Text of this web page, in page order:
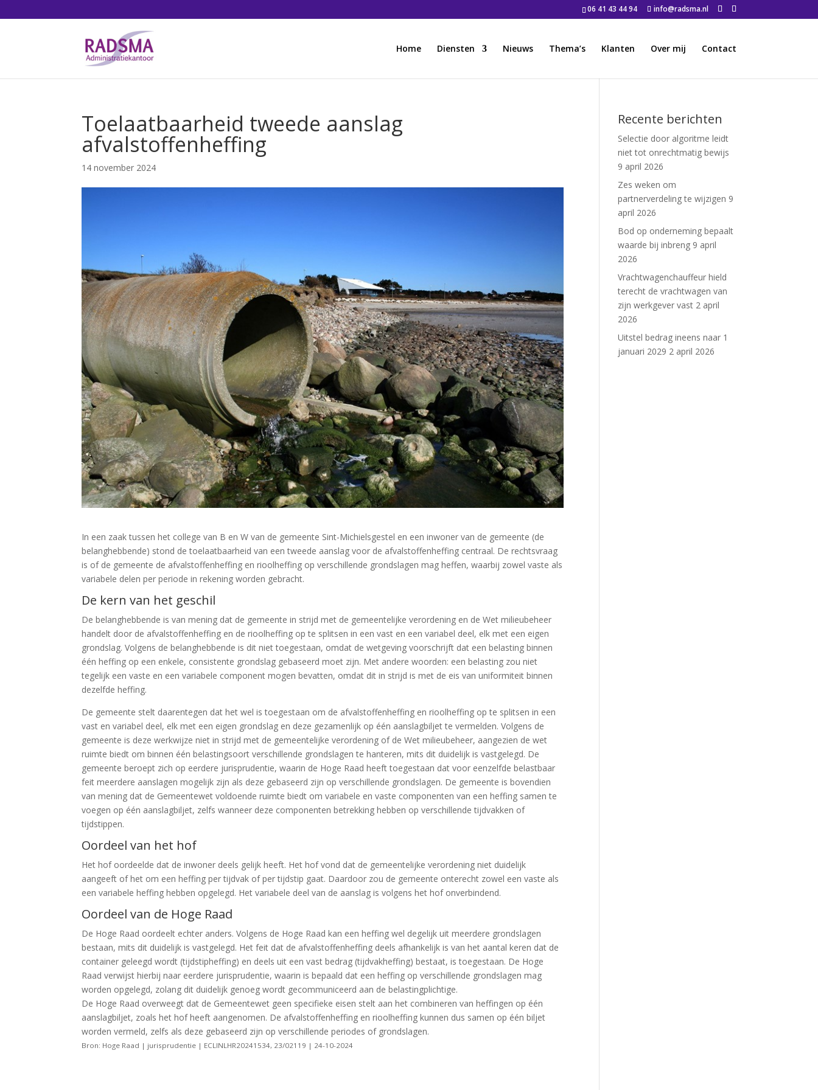
06 41 43 44 94 info@radsma.nl
Home Diensten Nieuws Thema’s Klanten Over mij Contact
Toelaatbaarheid tweede aanslag
afvalstoffenheffing
14 november 2024
In een zaak tussen het college van B en W van de gemeente Sint-Michielsgestel en een inwoner van de gemeente (de
belanghebbende) stond de toelaatbaarheid van een tweede aanslag voor de afvalstoffenheffing centraal. De rechtsvraag
is of de gemeente de afvalstoffenheffing en rioolheffing op verschillende grondslagen mag heffen, waarbij zowel vaste als
variabele delen per periode in rekening worden gebracht.
De kern van het geschil
De belanghebbende is van mening dat de gemeente in strijd met de gemeentelijke verordening en de Wet milieubeheer
handelt door de afvalstoffenheffing en de rioolheffing op te splitsen in een vast en een variabel deel, elk met een eigen
grondslag. Volgens de belanghebbende is dit niet toegestaan, omdat de wetgeving voorschrijft dat een belasting binnen
één heffing op een enkele, consistente grondslag gebaseerd moet zijn. Met andere woorden: een belasting zou niet
tegelijk een vaste en een variabele component mogen bevatten, omdat dit in strijd is met de eis van uniformiteit binnen
dezelfde heffing.
De gemeente stelt daarentegen dat het wel is toegestaan om de afvalstoffenheffing en rioolheffing op te splitsen in een
vast en variabel deel, elk met een eigen grondslag en deze gezamenlijk op één aanslagbiljet te vermelden. Volgens de
gemeente is deze werkwijze niet in strijd met de gemeentelijke verordening of de Wet milieubeheer, aangezien de wet
ruimte biedt om binnen één belastingsoort verschillende grondslagen te hanteren, mits dit duidelijk is vastgelegd. De
gemeente beroept zich op eerdere jurisprudentie, waarin de Hoge Raad heeft toegestaan dat voor eenzelfde belastbaar
feit meerdere aanslagen mogelijk zijn als deze gebaseerd zijn op verschillende grondslagen. De gemeente is bovendien
van mening dat de Gemeentewet voldoende ruimte biedt om variabele en vaste componenten van een heffing samen te
voegen op één aanslagbiljet, zelfs wanneer deze componenten betrekking hebben op verschillende tijdvakken of
tijdstippen.
Oordeel van het hof
Het hof oordeelde dat de inwoner deels gelijk heeft. Het hof vond dat de gemeentelijke verordening niet duidelijk
aangeeft of het om een heffing per tijdvak of per tijdstip gaat. Daardoor zou de gemeente onterecht zowel een vaste als
een variabele heffing hebben opgelegd. Het variabele deel van de aanslag is volgens het hof onverbindend.
Oordeel van de Hoge Raad
De Hoge Raad oordeelt echter anders. Volgens de Hoge Raad kan een heffing wel degelijk uit meerdere grondslagen
bestaan, mits dit duidelijk is vastgelegd. Het feit dat de afvalstoffenheffing deels afhankelijk is van het aantal keren dat de
container geleegd wordt (tijdstipheffing) en deels uit een vast bedrag (tijdvakheffing) bestaat, is toegestaan. De Hoge
Raad verwijst hierbij naar eerdere jurisprudentie, waarin is bepaald dat een heffing op verschillende grondslagen mag
worden opgelegd, zolang dit duidelijk genoeg wordt gecommuniceerd aan de belastingplichtige.
De Hoge Raad overweegt dat de Gemeentewet geen specifieke eisen stelt aan het combineren van heffingen op één
aanslagbiljet, zoals het hof heeft aangenomen. De afvalstoffenheffing en rioolheffing kunnen dus samen op één biljet
worden vermeld, zelfs als deze gebaseerd zijn op verschillende periodes of grondslagen.
Bron: Hoge Raad | jurisprudentie | ECLINLHR20241534, 23/02119 | 24-10-2024
Recente berichten
Selectie door algoritme leidt
niet tot onrechtmatig bewijs
9 april 2026
Zes weken om
partnerverdeling te wijzigen 9
april 2026
Bod op onderneming bepaalt
waarde bij inbreng 9 april
2026
Vrachtwagenchauffeur hield
terecht de vrachtwagen van
zijn werkgever vast 2 april
2026
Uitstel bedrag ineens naar 1
januari 2029 2 april 2026